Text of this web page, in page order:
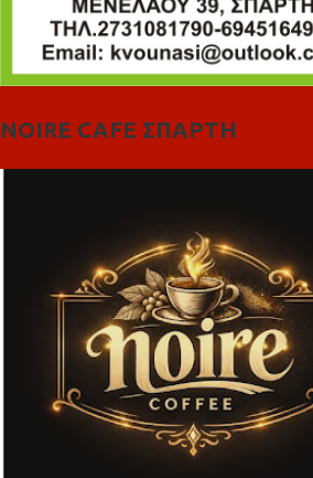
NOIRE CAFE ΣΠΑΡΤΗ